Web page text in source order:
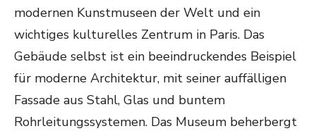
modernen Kunstmuseen der Welt und ein
wichtiges kulturelles Zentrum in Paris. Das
Gebäude selbst ist ein beeindruckendes Beispiel
für moderne Architektur, mit seiner auffälligen
Fassade aus Stahl, Glas und buntem
Rohrleitungssystemen. Das Museum beherbergt